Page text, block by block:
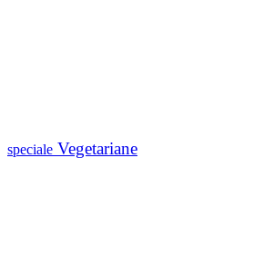
speciale Vegetariane